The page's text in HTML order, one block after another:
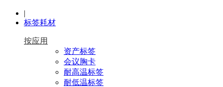
|
标签耗材
按应用
资产标签
会议胸卡
耐高温标签
耐低温标签